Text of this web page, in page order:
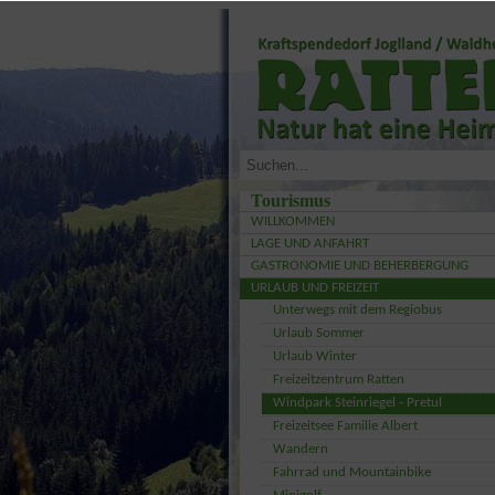
Tourismus
WILLKOMMEN
LAGE UND ANFAHRT
GASTRONOMIE UND BEHERBERGUNG
URLAUB UND FREIZEIT
Unterwegs mit dem Regiobus
Urlaub Sommer
Urlaub Winter
Freizeitzentrum Ratten
Windpark Steinriegel - Pretul
Freizeitsee Familie Albert
Wandern
Fahrrad und Mountainbike